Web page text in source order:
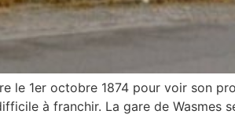
le 1er octobre 1874 pour voir son
à franchir. La gare de Wasmes